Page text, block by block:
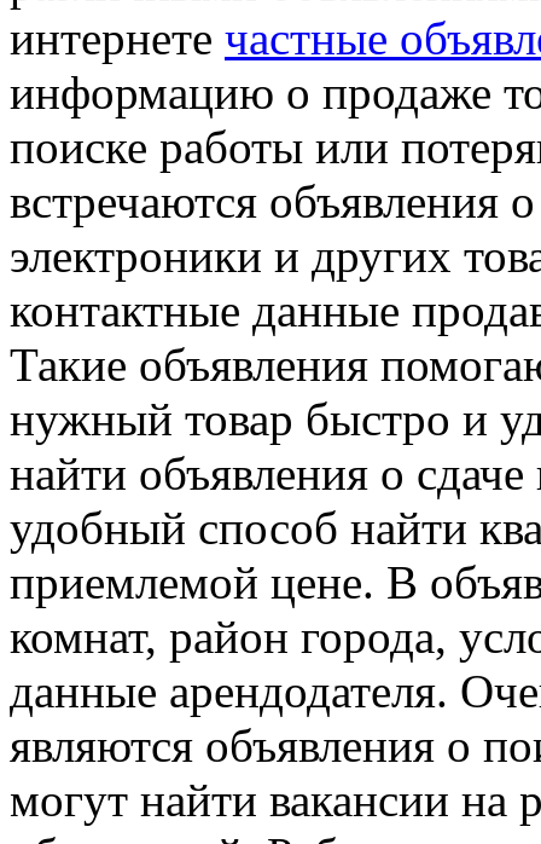
интернете частные
информацию о продаже
поиске работы или
встречаются объявления
электроники и других
контактные данные
Такие объявления
нужный товар быстро и
найти объявления о
удобный способ найти
приемлемой цене. В
комнат, район города,
данные арендодателя.
являются объявления о
могут найти вакансии на